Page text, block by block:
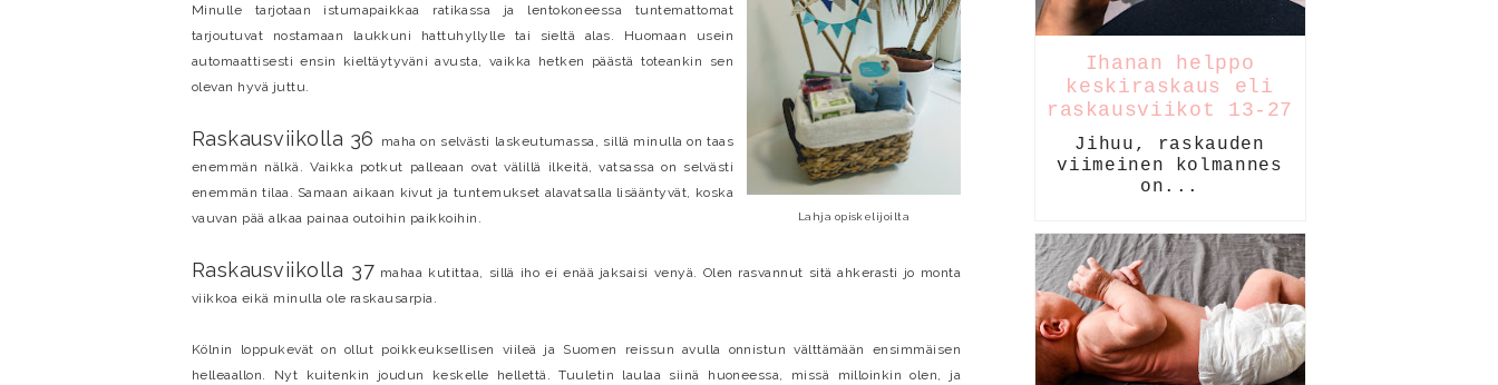
Lahja opiskelijoilta
Minulle tarjotaan istumapaikkaa ratikassa ja lentokoneessa tuntemattomat
tarjoutuvat nostamaan laukkuni hattuhyllylle tai sieltä alas. Huomaan usein
automaattisesti ensin kieltäytyväni avusta, vaikka hetken päästä toteankin sen
olevan hyvä juttu.
Raskausviikolla 36
maha on selvästi laskeutumassa, sillä minulla on taas
enemmän nälkä. Vaikka potkut palleaan ovat välillä ilkeitä, vatsassa on selvästi
enemmän tilaa. Samaan aikaan kivut ja tuntemukset alavatsalla lisääntyvät, koska
vauvan pää alkaa painaa outoihin paikkoihin.
Raskausviikolla 37 mahaa kutittaa, sillä iho ei enää jaksaisi venyä. Olen rasvannut sitä ahkerasti jo monta
viikkoa eikä minulla ole raskausarpia.
Kölnin loppukevät on ollut poikkeuksellisen viileä ja Suomen reissun avulla onnistun välttämään ensimmäisen
helleaallon. Nyt kuitenkin joudun keskelle hellettä. Tuuletin laulaa siinä huoneessa, missä milloinkin olen, ja
Ihanan helppo
keskiraskaus eli
raskausviikot 13-27
Jihuu, raskauden
viimeinen kolmannes
on...